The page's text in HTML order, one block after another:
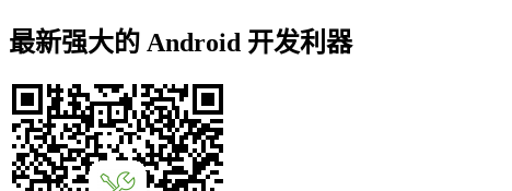
最新强大的 Android 开发利器